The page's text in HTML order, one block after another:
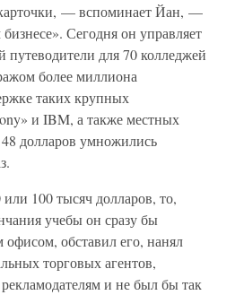
— вспоминает Йан, —
Сегодня он управляет
для 70 колледжей
более миллиона
таких крупных
и IBM, а также местных
долларов умножились
100 тысяч долларов, то,
учебы он сразу бы
обставил его, нанял
торговых агентов,
и не был бы так